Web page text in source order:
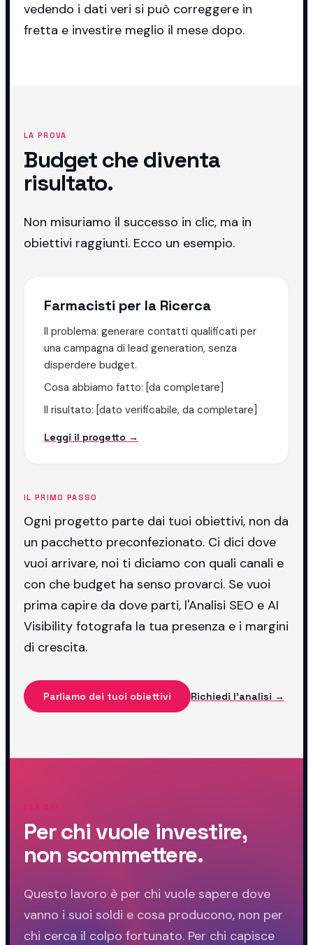
vedendo i dati veri si può correggere in
fretta e investire meglio il mese dopo.
LA PROVA
Budget che diventa
risultato.
Non misuriamo il successo in clic, ma in
obiettivi raggiunti. Ecco un esempio.
Farmacisti per la Ricerca
Il problema: generare contatti qualificati per
una campagna di lead generation, senza
disperdere budget.
Cosa abbiamo fatto: [da completare]
Il risultato: [dato verificabile, da completare]
Leggi il progetto →
IL PRIMO PASSO
Ogni progetto parte dai tuoi obiettivi, non da
un pacchetto preconfezionato. Ci dici dove
vuoi arrivare, noi ti diciamo con quali canali e
con che budget ha senso provarci. Se vuoi
prima capire da dove parti, l'Analisi SEO e AI
Visibility fotografa la tua presenza e i margini
di crescita.
Parliamo dei tuoi obiettivi Richiedi l'analisi →
PER CHI
Per chi vuole investire,
non scommettere.
Questo lavoro è per chi vuole sapere dove
vanno i suoi soldi e cosa producono, non per
chi cerca il colpo fortunato. Per chi capisce